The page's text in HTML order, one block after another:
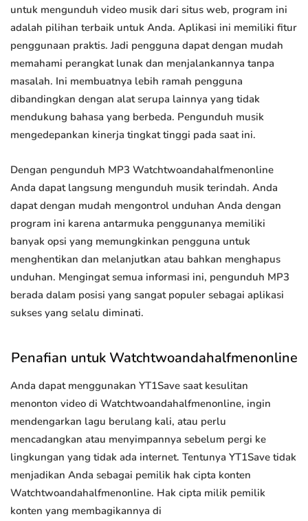
untuk mengunduh video musik dari situs web, program ini
adalah pilihan terbaik untuk Anda. Aplikasi ini memiliki fitur
penggunaan praktis. Jadi pengguna dapat dengan mudah
memahami perangkat lunak dan menjalankannya tanpa
masalah. Ini membuatnya lebih ramah pengguna
dibandingkan dengan alat serupa lainnya yang tidak
mendukung bahasa yang berbeda. Pengunduh musik
mengedepankan kinerja tingkat tinggi pada saat ini.
Dengan pengunduh MP3 Watchtwoandahalfmenonline
Anda dapat langsung mengunduh musik terindah. Anda
dapat dengan mudah mengontrol unduhan Anda dengan
program ini karena antarmuka penggunanya memiliki
banyak opsi yang memungkinkan pengguna untuk
menghentikan dan melanjutkan atau bahkan menghapus
unduhan. Mengingat semua informasi ini, pengunduh MP3
berada dalam posisi yang sangat populer sebagai aplikasi
sukses yang selalu diminati.
Penafian untuk Watchtwoandahalfmenonline
Anda dapat menggunakan YT1Save saat kesulitan
menonton video di Watchtwoandahalfmenonline, ingin
mendengarkan lagu berulang kali, atau perlu
mencadangkan atau menyimpannya sebelum pergi ke
lingkungan yang tidak ada internet. Tentunya YT1Save tidak
menjadikan Anda sebagai pemilik hak cipta konten
Watchtwoandahalfmenonline. Hak cipta milik pemilik
konten yang membagikannya di